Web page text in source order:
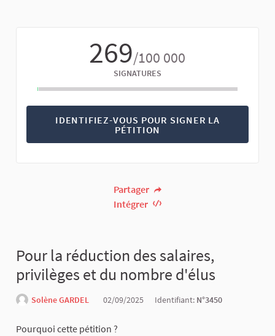
269/100 000
SIGNATURES
IDENTIFIEZ-VOUS POUR SIGNER LA
PÉTITION
Partager
Intégrer
Pour la réduction des salaires,
privilèges et du nombre d'élus
Solène GARDEL 02/09/2025 Identifiant: N°3450
Pourquoi cette pétition ?